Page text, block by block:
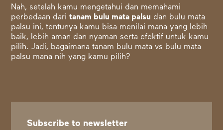
Nah, setelah kamu mengetahui dan memahami
perbedaan daritanam bulu mata palsu dan bulu mata
palsu ini, tentunya kamu bisa menilai mana yang lebih
baik, lebih aman dan nyaman serta efektif untuk kamu
pilih. Jadi, bagaimana tanam bulu mata vs bulu mata
palsu mana nih yang kamu pilih?
Subscribe to newsletter